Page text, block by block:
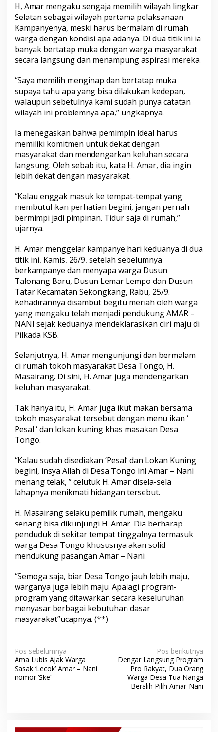
H, Amar mengaku sengaja memilih wilayah lingkar
Selatan sebagai wilayah pertama pelaksanaan
Kampanyenya, meski harus bermalam di rumah
warga dengan kondisi apa adanya. Di dua titik ini ia
banyak bertatap muka dengan warga masyarakat
secara langsung dan menampung aspirasi mereka.
“Saya memilih menginap dan bertatap muka
supaya tahu apa yang bisa dilakukan kedepan,
walaupun sebetulnya kami sudah punya catatan
wilayah ini problemnya apa,” ungkapnya.
Ia menegaskan bahwa pemimpin ideal harus
memiliki komitmen untuk dekat dengan
masyarakat dan mendengarkan keluhan secara
langsung. Oleh sebab itu, kata H. Amar, dia ingin
lebih dekat dengan masyarakat.
“Kalau enggak masuk ke tempat-tempat yang
membutuhkan perhatian begini, jangan pernah
bermimpi jadi pimpinan. Tidur saja di rumah,”
ujarnya.
H. Amar menggelar kampanye hari keduanya di dua
titik ini, Kamis, 26/9, setelah sebelumnya
berkampanye dan menyapa warga Dusun
Talonang Baru, Dusun Lemar Lempo dan Dusun
Tatar Kecamatan Sekongkang, Rabu, 25/9.
Kehadirannya disambut begitu meriah oleh warga
yang mengaku telah menjadi pendukung AMAR –
NANI sejak keduanya mendeklarasikan diri maju di
Pilkada KSB.
Selanjutnya, H. Amar mengunjungi dan bermalam
di rumah tokoh masyarakat Desa Tongo, H.
Masairang. Di sini, H. Amar juga mendengarkan
keluhan masyarakat.
Tak hanya itu, H. Amar juga ikut makan bersama
tokoh masyarakat tersebut dengan menu ikan ‘
Pesal ‘ dan lokan kuning khas masakan Desa
Tongo.
“Kalau sudah disediakan ‘Pesal’ dan Lokan Kuning
begini, insya Allah di Desa Tongo ini Amar – Nani
menang telak, ” celutuk H. Amar disela-sela
lahapnya menikmati hidangan tersebut.
H. Masairang selaku pemilik rumah, mengaku
senang bisa dikunjungi H. Amar. Dia berharap
penduduk di sekitar tempat tinggalnya termasuk
warga Desa Tongo khususnya akan solid
mendukung pasangan Amar – Nani.
“Semoga saja, biar Desa Tongo jauh lebih maju,
warganya juga lebih maju. Apalagi program-
program yang ditawarkan secara keseluruhan
menyasar berbagai kebutuhan dasar
masyarakat”ucapnya. (**)
N
a
v
Pos sebelumnya
Ama Lubis Ajak Warga
Sasak ‘Lecok’ Amar – Nani
nomor ‘Ske’
Pos berikutnya
Dengar Langsung Program
Pro Rakyat, Dua Orang
Warga Desa Tua Nanga
Beralih Pilih Amar-Nani